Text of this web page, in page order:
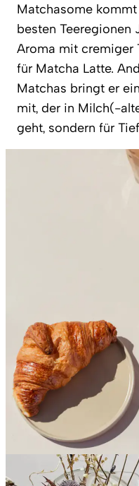
Matchasome
besten Teeregionen
Aroma mit cremiger
für Matcha Latte.
Matchas bringt er
mit, der in Milch(-
geht, sondern für